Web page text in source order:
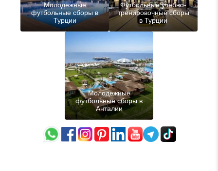
Молодежные
футбольные сборы в
Турции
Футбольные учебно-
тренировочные сборы
в Турции
Молодежные
футбольные сборы в
Анталии